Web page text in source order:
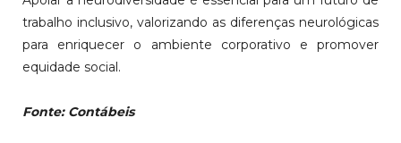
trabalho inclusivo, valorizando as diferenças neurológicas
para enriquecer o ambiente corporativo e promover
equidade social.
Fonte: Contábeis